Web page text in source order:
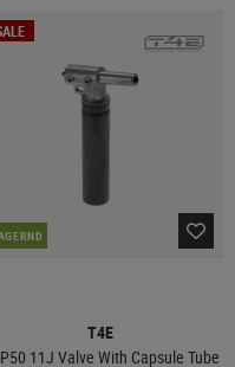
T4E
11J Valve With Capsule Tube